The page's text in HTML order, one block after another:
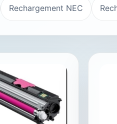
Rechargement NEC